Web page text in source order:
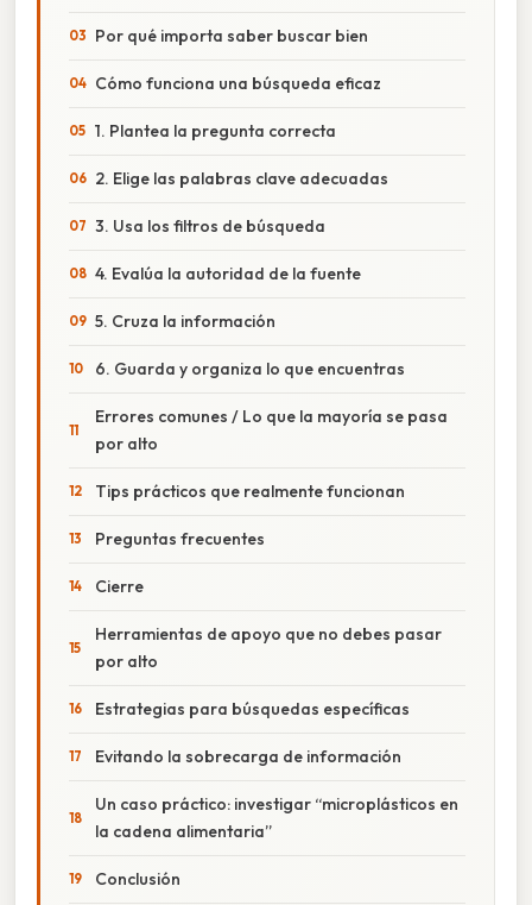
Por qué importa saber buscar bien
Cómo funciona una búsqueda eficaz
1. Plantea la pregunta correcta
2. Elige las palabras clave adecuadas
3. Usa los filtros de búsqueda
4. Evalúa la autoridad de la fuente
5. Cruza la información
6. Guarda y organiza lo que encuentras
Errores comunes / Lo que la mayoría se pasa
por alto
Tips prácticos que realmente funcionan
Preguntas frecuentes
Cierre
Herramientas de apoyo que no debes pasar
por alto
Estrategias para búsquedas específicas
Evitando la sobrecarga de información
Un caso práctico: investigar “microplásticos en
la cadena alimentaria”
Conclusión